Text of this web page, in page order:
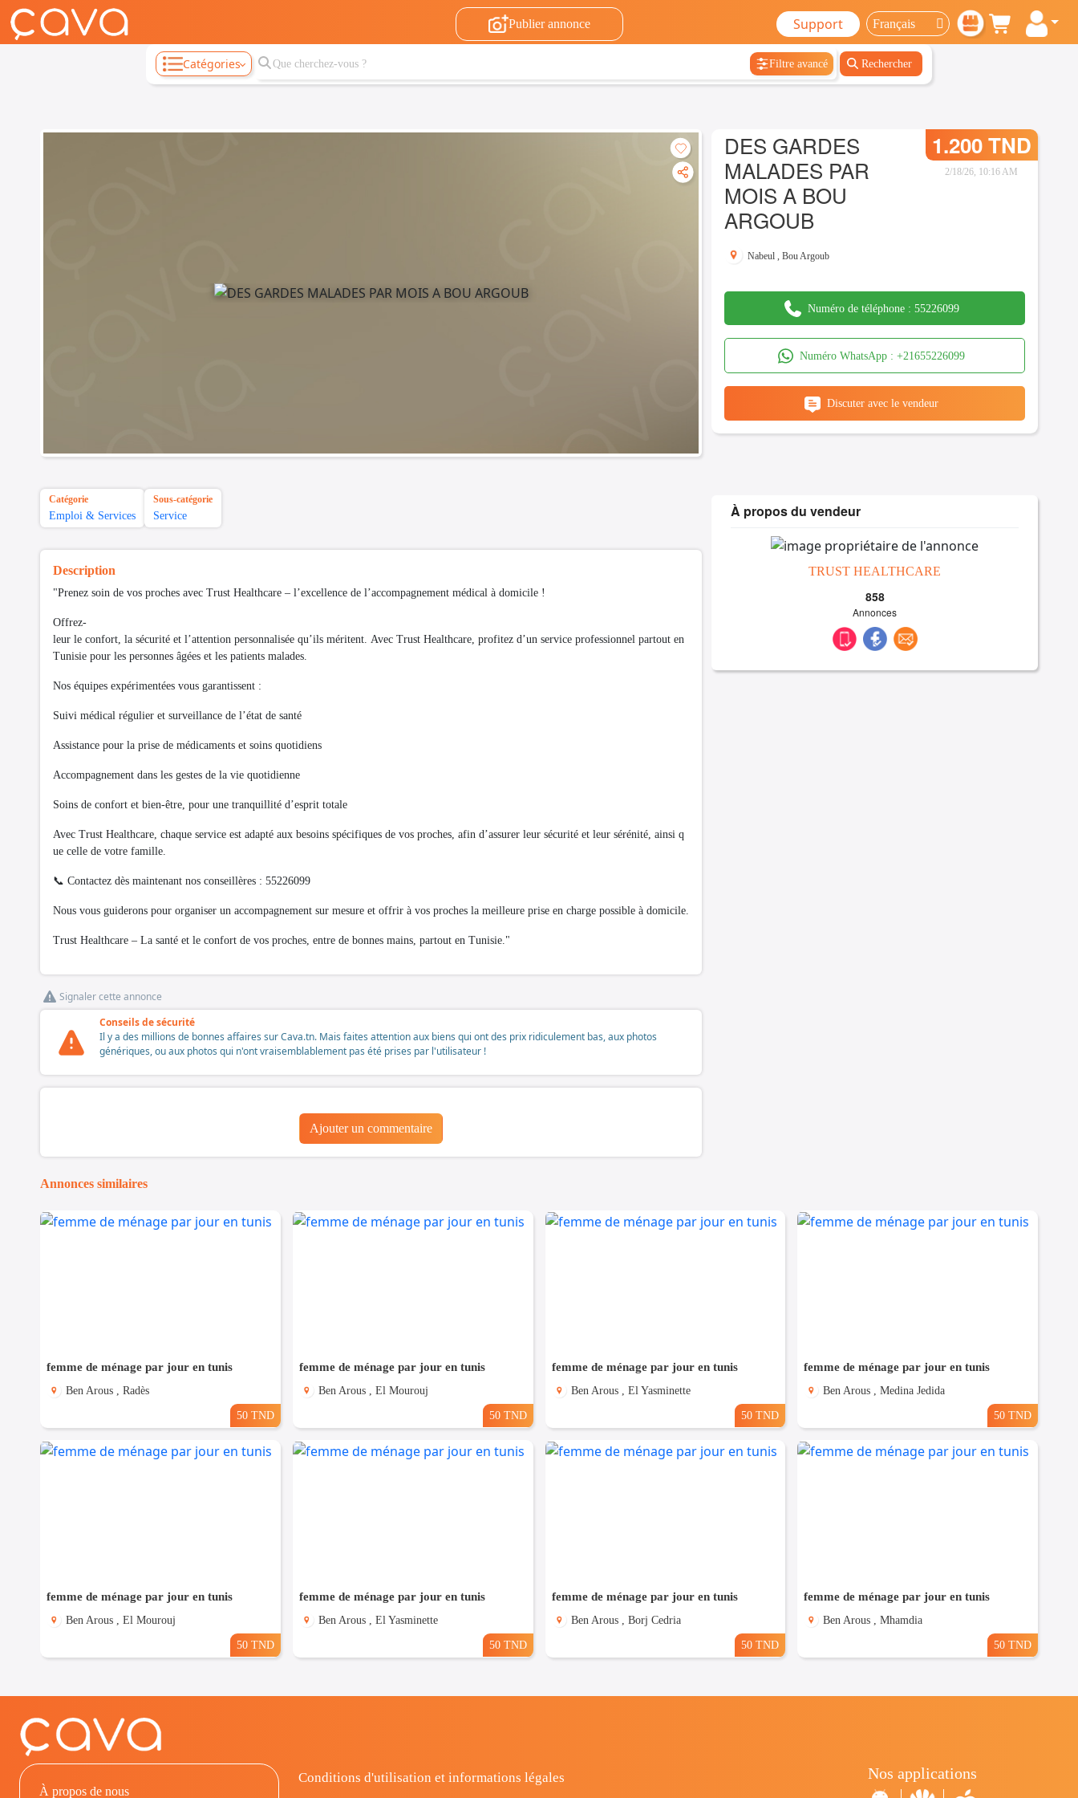
Publier annonce Support
Catégories Filtre avancé Rechercher
DES GARDES
MALADES PAR
MOIS A BOU
ARGOUB
1.200 TND
2/18/26, 10:16 AM
Nabeul ,Bou Argoub
Numéro de téléphone : 55226099
Numéro WhatsApp : +21655226099
Discuter avec le vendeur
Catégorie
Emploi & Services
Sous-catégorie
Service
Description
"Prenez soin de vos proches avec Trust Healthcare – l’excellence de l’accompagnement médical à domicile !
Offrez-
leur le confort, la sécurité et l’attention personnalisée qu’ils méritent. Avec Trust Healthcare, profitez d’un service professionnel partout en
Tunisie pour les personnes âgées et les patients malades.
Nos équipes expérimentées vous garantissent :
Suivi médical régulier et surveillance de l’état de santé
Assistance pour la prise de médicaments et soins quotidiens
Accompagnement dans les gestes de la vie quotidienne
Soins de confort et bien-être, pour une tranquillité d’esprit totale
Avec Trust Healthcare, chaque service est adapté aux besoins spécifiques de vos proches, afin d’assurer leur sécurité et leur sérénité, ainsi q
ue celle de votre famille.
📞 Contactez dès maintenant nos conseillères : 55226099
Nous vous guiderons pour organiser un accompagnement sur mesure et offrir à vos proches la meilleure prise en charge possible à domicile.
Trust Healthcare – La santé et le confort de vos proches, entre de bonnes mains, partout en Tunisie."
Signaler cette annonce
Conseils de sécurité
Il y a des millions de bonnes affaires sur Cava.tn. Mais faites attention aux biens qui ont des prix ridiculement bas, aux photos
génériques, ou aux photos qui n'ont vraisemblablement pas été prises par l'utilisateur !
Ajouter un commentaire
À propos du vendeur
TRUST HEALTHCARE
858
Annonces
Annonces similaires
femme de ménage par jour en tunis
Ben Arous , Radès
50 TND
femme de ménage par jour en tunis
Ben Arous , El Mourouj
50 TND
femme de ménage par jour en tunis
Ben Arous , El Yasminette
50 TND
femme de ménage par jour en tunis
Ben Arous , Medina Jedida
50 TND
femme de ménage par jour en tunis
Ben Arous , El Mourouj
50 TND
femme de ménage par jour en tunis
Ben Arous , El Yasminette
50 TND
femme de ménage par jour en tunis
Ben Arous , Borj Cedria
50 TND
femme de ménage par jour en tunis
Ben Arous , Mhamdia
50 TND
À propos de nous
Conditions d'utilisation et informations légales Nos applications